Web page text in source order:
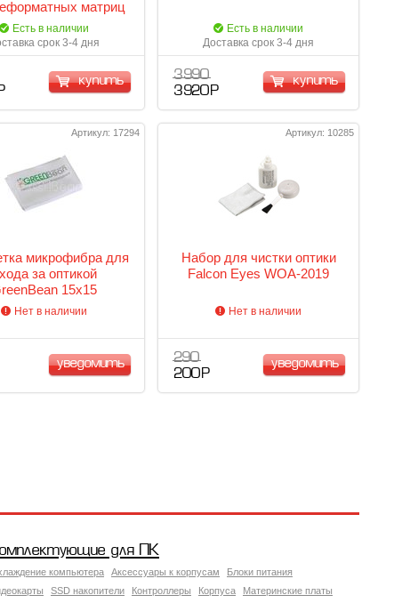
матриц
Есть в наличии
срок 3-4 дня
купить
Есть в наличии
Доставка срок 3-4 дня
3 990
3 920 Р
купить
Артикул: 17294
микрофибра для
за оптикой
15x15
Нет в наличии
уведомить
Артикул: 10285
Набор для чистки оптики
Falcon Eyes WOA-2019
Нет в наличии
290
200 Р
уведомить
для ПК
компьютера Аксессуары к корпусам
Блоки питания
SSD накопители Контроллеры Корпуса
Материнские платы